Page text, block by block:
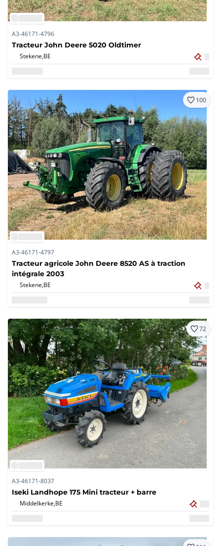
A3-46171-4796
Tracteur John Deere 5020 Oldtimer
Stekene,BE
100
A3-46171-4797
Tracteur agricole John Deere 8520 AS à traction
intégrale 2003
Stekene,BE
72
A3-46171-8037
Iseki Landhope 175 Mini tracteur + barre
Middelkerke,BE